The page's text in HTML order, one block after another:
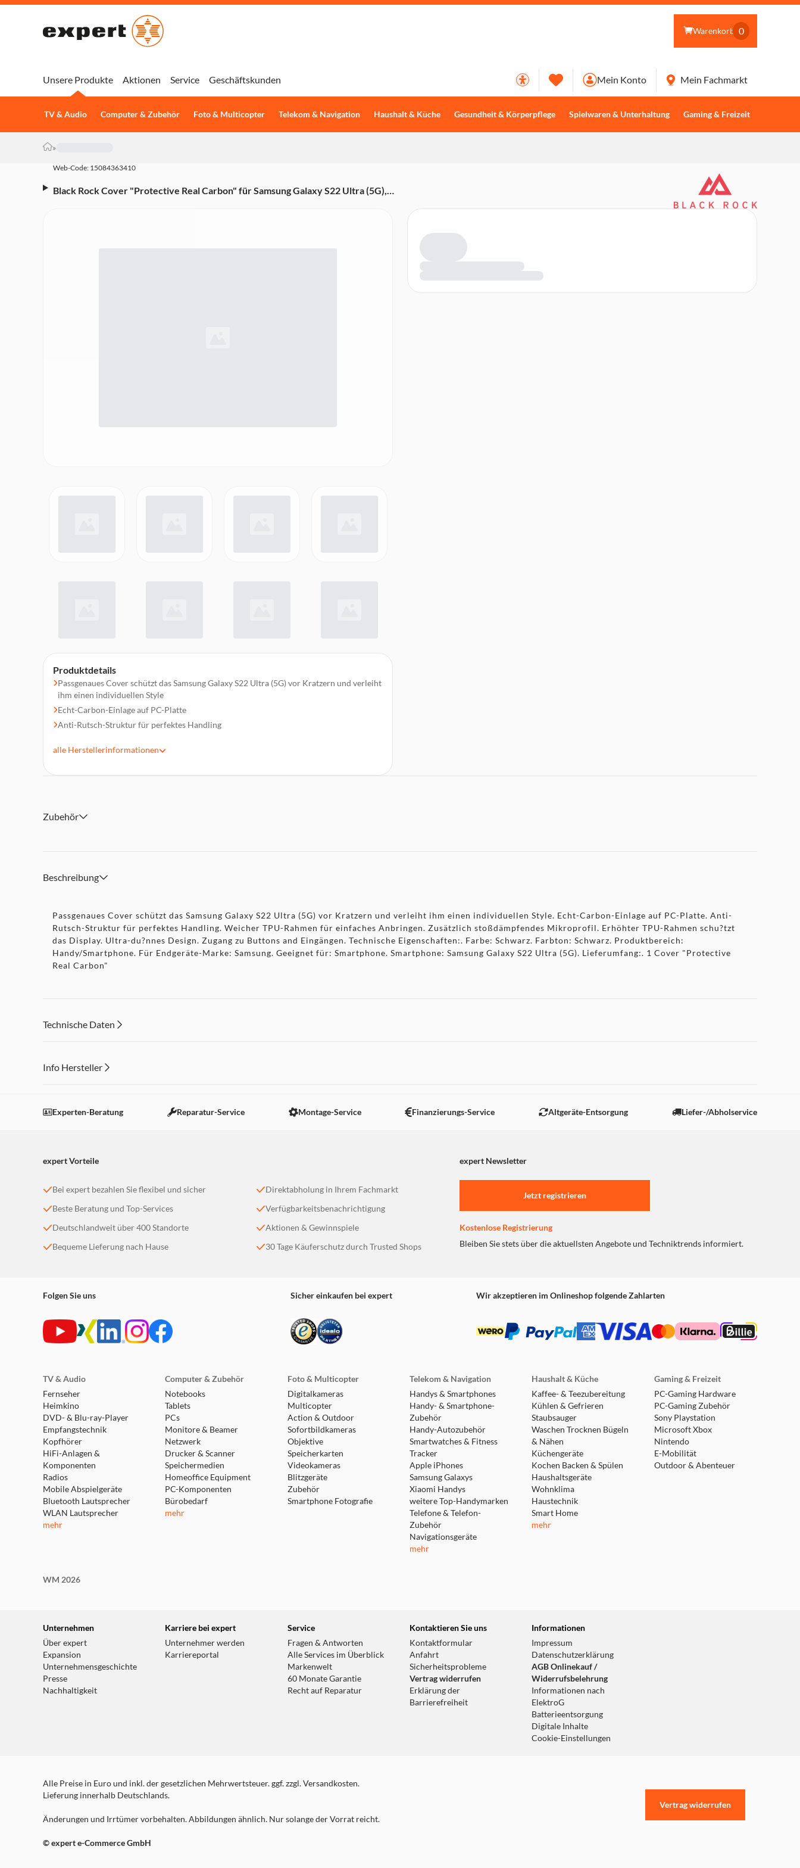
Warenkorb 0
Unsere Produkte
TV & Audio Computer & Zubehör Foto & Multicopter Telekom & Navigation Haushalt & Küche Gesundheit & Körperpflege Spielwaren & Unterhaltung Gaming & Freizeit
Aktionen Service Geschäftskunden Mein Konto Mein Fachmarkt
»
Web-Code: 15084363410
Black Rock Cover "Protective Real Carbon" für Samsung Galaxy S22 Ultra (5G),
Produktdetails
Passgenaues Cover schützt das Samsung Galaxy S22 Ultra (5G) vor Kratzern und verleiht
ihm einen individuellen Style
Echt-Carbon-Einlage auf PC-Platte
Anti-Rutsch-Struktur für perfektes Handling
Zusätzlich stoßdämpfendes Mikroprofil
alle Herstellerinformationen
Zubehör
Beschreibung
Passgenaues Cover schützt das Samsung Galaxy S22 Ultra (5G) vor Kratzern und verleiht ihm einen individuellen Style. Echt-Carbon-Einlage auf PC-Platte. Anti-
Rutsch-Struktur für perfektes Handling. Weicher TPU-Rahmen für einfaches Anbringen. Zusätzlich stoßdämpfendes Mikroprofil. Erhöhter TPU-Rahmen schu?tzt
das Display. Ultra-du?nnes Design. Zugang zu Buttons and Eingängen. Technische Eigenschaften:. Farbe: Schwarz. Farbton: Schwarz. Produktbereich:
Handy/Smartphone. Für Endgeräte-Marke: Samsung. Geeignet für: Smartphone. Smartphone: Samsung Galaxy S22 Ultra (5G). Lieferumfang:. 1 Cover "Protective
Real Carbon"
Technische Daten
Info Hersteller
Einstellungen anpassen
Experten-Beratung Reparatur-Service Montage-Service Finanzierungs-Service Altgeräte-Entsorgung Liefer-/Abholservice
expert Vorteile expert Newsletter
Bei expert bezahlen Sie flexibel und sicher
Beste Beratung und Top-Services
Deutschlandweit über 400 Standorte
Bequeme Lieferung nach Hause
Direktabholung in Ihrem Fachmarkt
Verfügbarkeitsbenachrichtigung
Aktionen & Gewinnspiele
30 Tage Käuferschutz durch Trusted Shops
Jetzt registrieren
Kostenlose Registrierung
Bleiben Sie stets über die aktuellsten Angebote und Techniktrends informiert.
Folgen Sie uns Sicher einkaufen bei expert Wir akzeptieren im Onlineshop folgende Zahlarten
TV & Audio
Fernseher
Heimkino
DVD- & Blu-ray-Player
Empfangstechnik
Kopfhörer
HiFi-Anlagen &
Komponenten
Radios
Mobile Abspielgeräte
Bluetooth Lautsprecher
WLAN Lautsprecher
mehr
Computer & Zubehör
Notebooks
Tablets
PCs
Monitore & Beamer
Netzwerk
Drucker & Scanner
Speichermedien
Homeoffice Equipment
PC-Komponenten
Bürobedarf
mehr
Foto & Multicopter
Digitalkameras
Multicopter
Action & Outdoor
Sofortbildkameras
Objektive
Speicherkarten
Videokameras
Blitzgeräte
Zubehör
Smartphone Fotografie
Telekom & Navigation
Handys & Smartphones
Handy- & Smartphone-
Zubehör
Handy-Autozubehör
Smartwatches & Fitness
Tracker
Apple iPhones
Samsung Galaxys
Xiaomi Handys
weitere Top-Handymarken
Telefone & Telefon-
Zubehör
Navigationsgeräte
mehr
Haushalt & Küche
Kaffee- & Teezubereitung
Kühlen & Gefrieren
Staubsauger
Waschen Trocknen Bügeln
& Nähen
Küchengeräte
Kochen Backen & Spülen
Haushaltsgeräte
Wohnklima
Haustechnik
Smart Home
mehr
Gaming & Freizeit
PC-Gaming Hardware
PC-Gaming Zubehör
Sony Playstation
Microsoft Xbox
Nintendo
E-Mobilität
Outdoor & Abenteuer
WM 2026
Unternehmen
Über expert
Expansion
Unternehmensgeschichte
Presse
Nachhaltigkeit
Karriere bei expert
Unternehmer werden
Karriereportal
Service
Fragen & Antworten
Alle Services im Überblick
Markenwelt
60 Monate Garantie
Recht auf Reparatur
Kontaktieren Sie uns
Kontaktformular
Anfahrt
Sicherheitsprobleme
Vertrag widerrufen
Erklärung der
Barrierefreiheit
Informationen
Impressum
Datenschutzerklärung
AGB Onlinekauf /
Widerrufsbelehrung
Informationen nach
ElektroG
Batterieentsorgung
Digitale Inhalte
Cookie-Einstellungen
Alle Preise in Euro und inkl. der gesetzlichen Mehrwertsteuer. ggf. zzgl. Versandkosten.
Lieferung innerhalb Deutschlands.
Änderungen und Irrtümer vorbehalten. Abbildungen ähnlich. Nur solange der Vorrat reicht.
© expert e-Commerce GmbH
Vertrag widerrufen